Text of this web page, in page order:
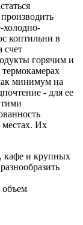
холодно-
коптильни в
счет
горячим и
минимум на
- для ее
местах. Их
кафе и крупных
объем